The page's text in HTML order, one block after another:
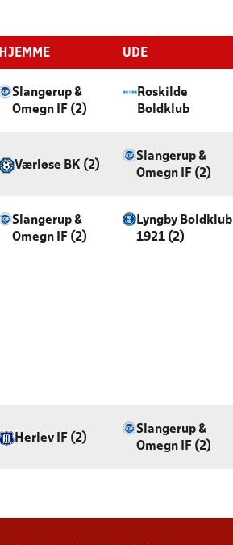
HJEMME UDE
Slangerup &
Omegn IF (2)
Roskilde
Boldklub
Værløse BK (2)
Slangerup &
Omegn IF (2)
Slangerup &
Omegn IF (2)
Lyngby Boldklub
1921 (2)
Herlev IF (2)
Slangerup &
Omegn IF (2)